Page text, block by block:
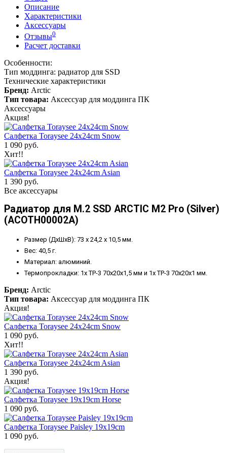
Описание
Характеристики
Аксессуары
Отзывы0
Расчет доставки
Особенности:
Тип моддинга: радиатор для SSD
Технические характеристики
Бренд: Arctic
Тип товара: Аксессуар для моддинга ПК
Аксессуары
Акция!
Салфетка Toraysee 24x24cm Snow
1 090 руб.
Хит!!
Салфетка Toraysee 24x24cm Asian
1 390 руб.
Все аксессуары
Радиатор для M.2 SSD ARCTIC M2 Pro (Silver)
(ACOTH00002A)
Размер (ДxШxВ): 73 x 24,2 x 10,5 мм.
Вес: 40,5 г.
Материал: алюминий.
Термопрокладки: 1х TP-3 70х20x1,5 мм и 1х TP-3 70х20x1 мм.
Бренд: Arctic
Тип товара: Аксессуар для моддинга ПК
Акция!
Салфетка Toraysee 24x24cm Snow
1 090 руб.
Хит!!
Салфетка Toraysee 24x24cm Asian
1 390 руб.
Акция!
Салфетка Toraysee 19x19cm Horse
1 090 руб.
Салфетка Toraysee Paisley 19x19cm
1 090 руб.